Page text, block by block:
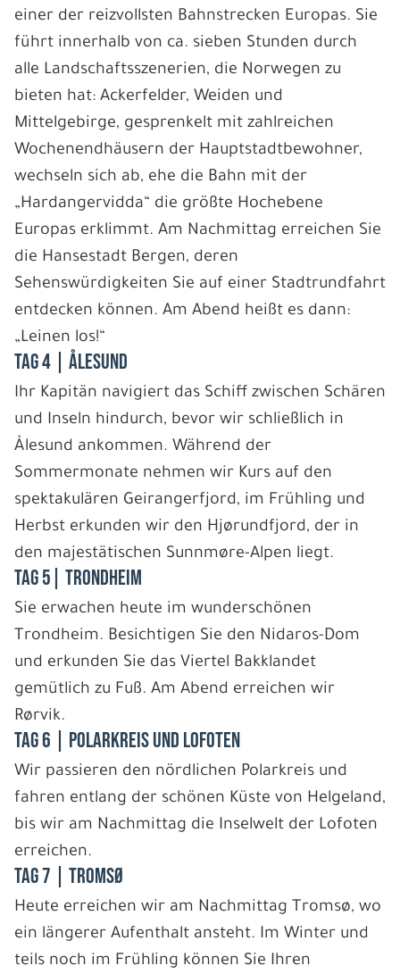
einer der reizvollsten Bahnstrecken Europas. Sie
führt innerhalb von ca. sieben Stunden durch
alle Landschaftsszenerien, die Norwegen zu
bieten hat: Ackerfelder, Weiden und
Mittelgebirge, gesprenkelt mit zahlreichen
Wochenendhäusern der Hauptstadtbewohner,
wechseln sich ab, ehe die Bahn mit der
„Hardangervidda“ die größte Hochebene
Europas erklimmt. Am Nachmittag erreichen Sie
die Hansestadt Bergen, deren
Sehenswürdigkeiten Sie auf einer Stadtrundfahrt
entdecken können. Am Abend heißt es dann:
„Leinen los!“
Tag 4 | Ålesund
Ihr Kapitän navigiert das Schiff zwischen Schären
und Inseln hindurch, bevor wir schließlich in
Ålesund ankommen. Während der
Sommermonate nehmen wir Kurs auf den
spektakulären Geirangerfjord, im Frühling und
Herbst erkunden wir den Hjørundfjord, der in
den majestätischen Sunnmøre-Alpen liegt.
Tag 5| Trondheim
Sie erwachen heute im wunderschönen
Trondheim. Besichtigen Sie den Nidaros-Dom
und erkunden Sie das Viertel Bakklandet
gemütlich zu Fuß. Am Abend erreichen wir
Rørvik.
Tag 6 | Polarkreis und Lofoten
Wir passieren den nördlichen Polarkreis und
fahren entlang der schönen Küste von Helgeland,
bis wir am Nachmittag die Inselwelt der Lofoten
erreichen.
Tag 7 | Tromsø
Heute erreichen wir am Nachmittag Tromsø, wo
ein längerer Aufenthalt ansteht. Im Winter und
teils noch im Frühling können Sie Ihren